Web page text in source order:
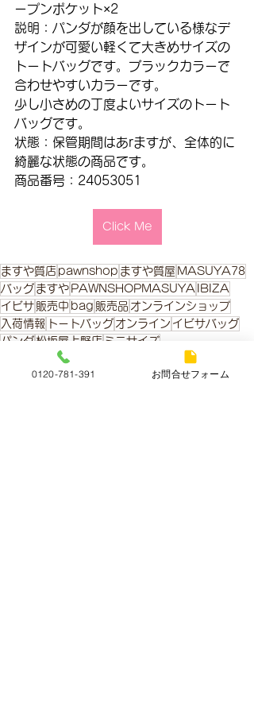
ープンポケット×2
説明：パンダが顔を出している様なデ
ザインが可愛い軽くて大きめサイズの
トートバッグです。ブラックカラーで
合わせやすいカラーです。
少し小さめの丁度よいサイズのトート
バッグです。
状態：保管期間はあrますが、全体的に
綺麗な状態の商品です。
商品番号：24053051
Click Me
ますや質店 pawnshop ますや質屋 MASUYA78
バッグ ますや PAWNSHOPMASUYA
IBIZA
イビサ 販売中 bag 販売品 オンラインショップ
入荷情報 トートバッグ オンライン イビサバッグ
パンダ 松坂屋上野店 ミニサイズ
イビサアニマルシリーズ
販売商品0120-781-391 お問合せフォーム